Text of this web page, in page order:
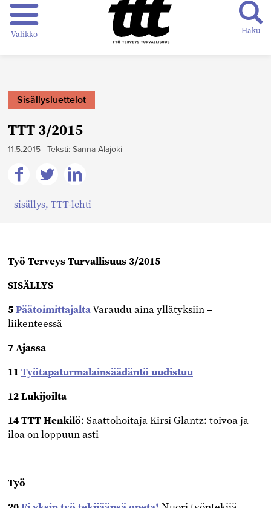
Valikko Haku
Sisällysluettelot
TTT 3/2015
11.5.2015 | Teksti: Sanna Alajoki
Jaa
Facebookissa
Jaa
Twitterissä
Jaa
Linkedinissä
sisällys, TTT-lehti
Työ Terveys Turvallisuus 3/2015
SISÄLLYS
5PäätoimittajaltaVaraudu aina yllätyksiin–
liikenteessä
7 Ajassa
11 Työtapaturmalainsäädäntö uudistuu
12 Lukijoilta
14 TTT Henkilö: Saattohoitaja Kirsi Glantz: toivoa ja
iloa on loppuun asti
Työ